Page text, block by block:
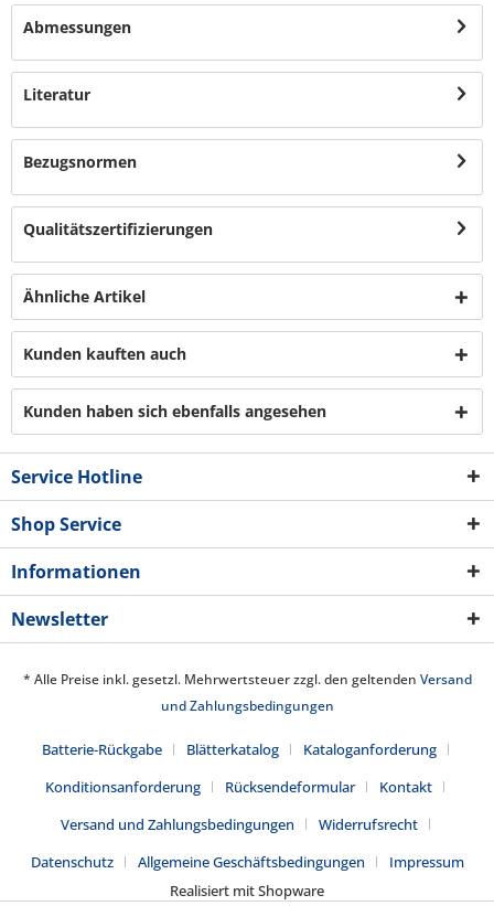
Abmessungen
Literatur
Bezugsnormen
Qualitätszertifizierungen
Ähnliche Artikel
Kunden kauften auch
Kunden haben sich ebenfalls angesehen
Service Hotline
Shop Service
Informationen
Newsletter
* Alle Preise inkl. gesetzl. Mehrwertsteuer zzgl. den geltenden Versand
und Zahlungsbedingungen
Batterie-Rückgabe Blätterkatalog
Kataloganforderung
Konditionsanforderung
Rücksendeformular
Kontakt
Versand und Zahlungsbedingungen
Widerrufsrecht
Datenschutz
Allgemeine Geschäftsbedingungen
Impressum
Realisiert mit Shopware